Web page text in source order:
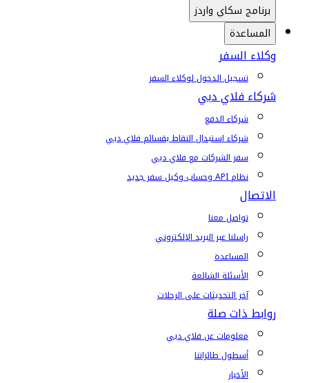
برنامج سكاي واردز
المساعدة
وكلاء السفر
تسجيل الدخول لوكلاء السفر
شركاء فلاي دبي
شركاء الدفع
شركاء استبدال النقاط بقسائم فلاي دبي
سفر الشركات مع فلاي دبي
نظام API وحساب وكيل سفر جديد
الاتصال
تواصل معنا
راسلنا عبر البريد الإلكتروني
المساعدة
الأسئلة الشائعة
آخر التحديثات على الرحلات
روابط ذات صلة
معلومات عن فلاي دبي
أسطول طائراتنا
الأخبار